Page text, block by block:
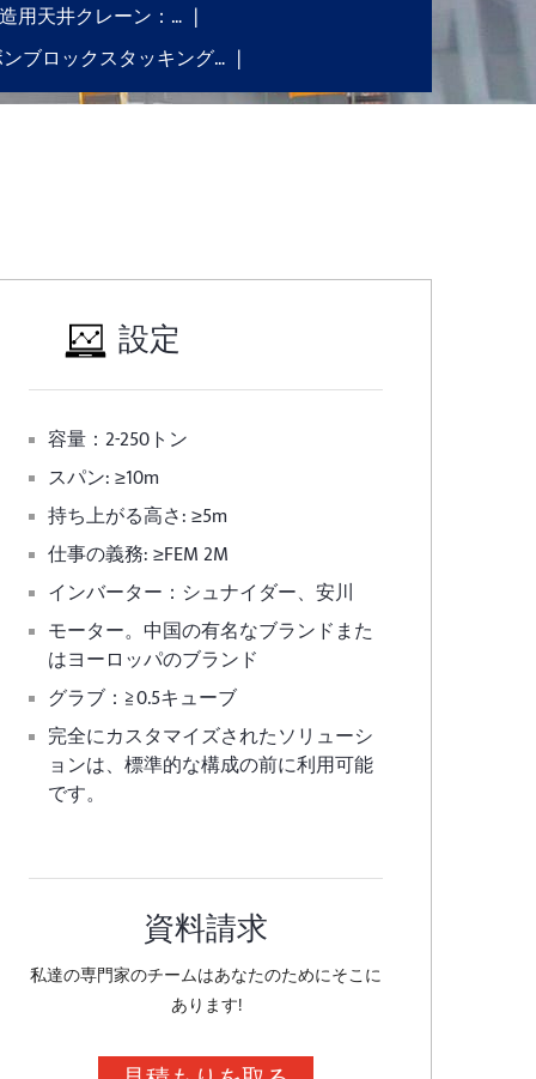
用天井クレーン：…
ブロックスタッキング…
設定
容量：2-250トン
スパン: ≥10m
持ち上がる高さ: ≥5m
仕事の義務: ≥FEM 2M
インバーター：シュナイダー、安川
モーター。中国の有名なブランドまた
はヨーロッパのブランド
グラブ：≧0.5キューブ
完全にカスタマイズされたソリューシ
ョンは、標準的な構成の前に利用可能
です。
資料請求
私達の専門家のチームはあなたのためにそこに
あります!